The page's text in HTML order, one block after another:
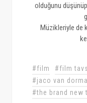
olduğunu
Müzikleriyle de
#film #film
#jaco van
#the brand new